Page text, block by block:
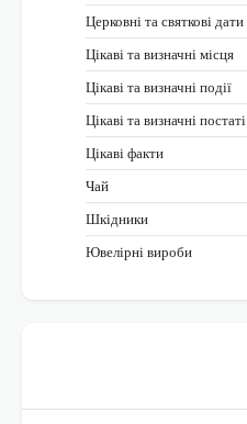
Церковні та святкові дати
Цікаві та визначні місця
Цікаві та визначні події
Цікаві та визначні постаті
Цікаві факти
Чай
Шкідники
Ювелірні вироби